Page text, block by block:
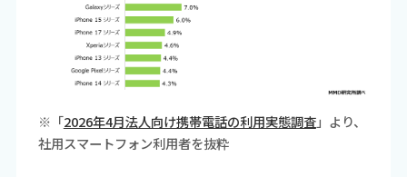
※「2026年4月法人向け携帯電話の利用実態調査」より、
社用スマートフォン利用者を抜粋